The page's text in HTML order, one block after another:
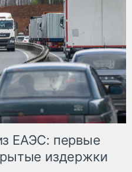
ЕАЭС: первые
издержки